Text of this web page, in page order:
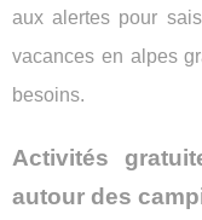
aux alertes pour
vacances en alpes
besoins.
Activités
autour des